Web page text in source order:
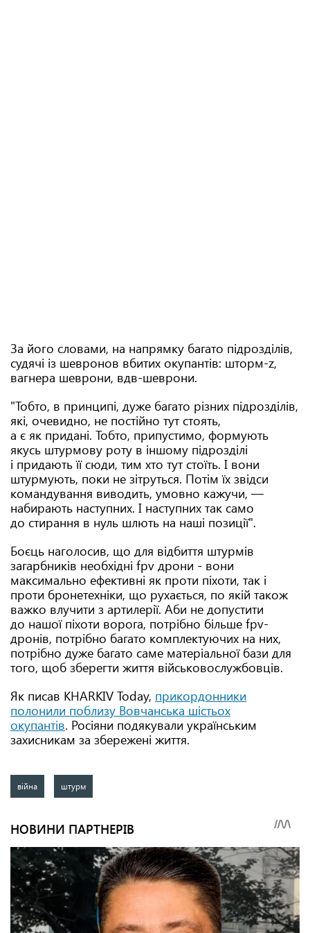
За його словами, на напрямку багато підрозділів,
судячі із шевронов вбитих окупантів: шторм-z,
вагнера шеврони, вдв-шеврони.
"Тобто, в принципі, дуже багато різних підрозділів,
які, очевидно, не постійно тут стоять,
а є як придані. Тобто, припустимо, формують
якусь штурмову роту в іншому підрозділі
і придають її сюди, тим хто тут стоїть. І вони
штурмують, поки не зітруться. Потім їх звідси
командування виводить, умовно кажучи, —
набирають наступних. І наступних так само
до стирання в нуль шлють на наші позиції".
Боєць наголосив, що для відбиття штурмів
загарбників необхідні fpv дрони - вони
максимально ефективні як проти піхоти, так і
проти бронетехніки, що рухається, по якій також
важко влучити з артилерії. Аби не допустити
до нашої піхоти ворога, потрібно більше fpv-
дронів, потрібно багато комплектуючих на них,
потрібно дуже багато саме матеріальної бази для
того, щоб зберегти життя військовослужбовців.
Як писав KHARKIV Today, прикордонники
полонили поблизу Вовчанська шістьох
окупантів. Росіяни подякували українським
захисникам за збережені життя.
війна штурм